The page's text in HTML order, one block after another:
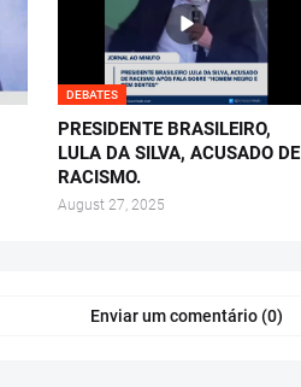
DEBATES
PRESIDENTE BRASILEIRO,
LULA DA SILVA, ACUSADO DE
RACISMO.
August 27, 2025
Enviar um comentário (0)